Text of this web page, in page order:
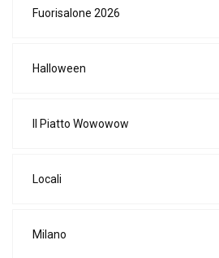
Fuorisalone 2026
Halloween
Il Piatto Wowowow
Locali
Milano